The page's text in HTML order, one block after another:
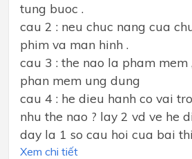
tung buoc .
cau 2 : neu chuc nang cua
phim va man hinh .
cau 3 : the nao la pham mem
phan mem ung dung
cau 4 : he dieu hanh co vai
nhu the nao ? lay 2 vd ve he
day la 1 so cau hoi cua bai
Xem chi tiết